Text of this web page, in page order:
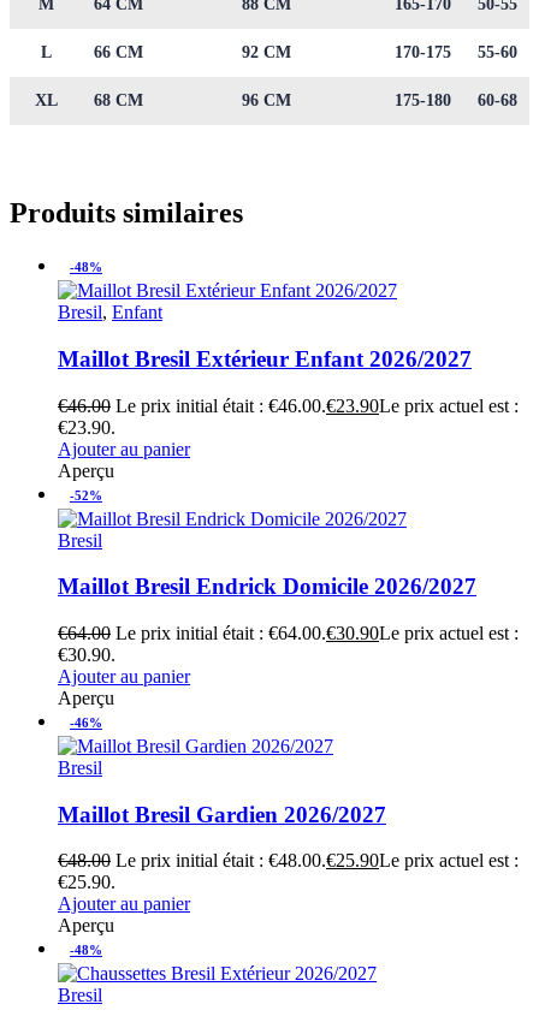
M 64 CM 88 CM 165-170 50-55
L 66 CM 92 CM 170-175 55-60
XL 68 CM 96 CM 175-180 60-68
Produits similaires
-48%
Bresil, Enfant
Maillot Bresil Extérieur Enfant 2026/2027
€46.00 Le prix initial était : €46.00.€23.90Le prix actuel est :
€23.90.
Ajouter au panier
Aperçu
-52%
Bresil
Maillot Bresil Endrick Domicile 2026/2027
€64.00 Le prix initial était : €64.00.€30.90Le prix actuel est :
€30.90.
Ajouter au panier
Aperçu
-46%
Bresil
Maillot Bresil Gardien 2026/2027
€48.00 Le prix initial était : €48.00.€25.90Le prix actuel est :
€25.90.
Ajouter au panier
Aperçu
-48%
Bresil